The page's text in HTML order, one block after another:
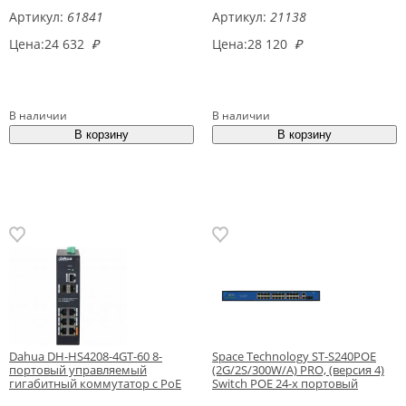
Артикул: 61841
Цена:24 632 ₽
В наличии
Артикул: 21138
Цена:28 120 ₽
В наличии
Dahua DH-HS4208-4GT-60 8-
портовый управляемый
гигабитный коммутатор с PoE
Space Technology ST-S240POE
(2G/2S/300W/А) PRO, (версия 4)
Switch POE 24-х портовый